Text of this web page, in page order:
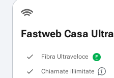
Fastweb Casa Ultra
Fibra Ultraveloce
Chiamate illimitate